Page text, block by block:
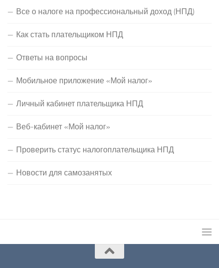
Все о налоге на профессиональный доход (НПД)
Как стать плательщиком НПД
Ответы на вопросы
Мобильное приложение «Мой налог»
Личный кабинет плательщика НПД
Веб-кабинет «Мой налог»
Проверить статус налогоплательщика НПД
Новости для самозанятых